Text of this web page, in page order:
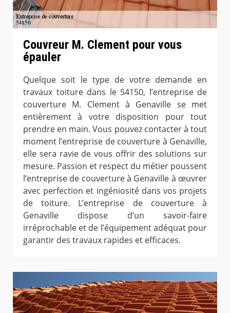
Couvreur M. Clement pour vous
épauler
Quelque soit le type de votre demande en
travaux toiture dans le 54150, l’entreprise de
couverture M. Clement à Genaville se met
entièrement à votre disposition pour tout
prendre en main. Vous pouvez contacter à tout
moment l’entreprise de couverture à Genaville,
elle sera ravie de vous offrir des solutions sur
mesure. Passion et respect du métier poussent
l’entreprise de couverture à Genaville à œuvrer
avec perfection et ingéniosité dans vos projets
de toiture. L’entreprise de couverture à
Genaville dispose d’un savoir-faire
irréprochable et de l’équipement adéquat pour
garantir des travaux rapides et efficaces.